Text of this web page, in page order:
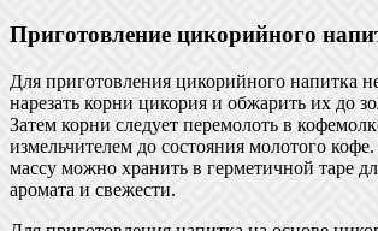
Приготовление цикорийного
Для приготовления цикорийного напитка
нарезать корни цикория и обжарить их до
Затем корни следует перемолоть в
измельчителем до состояния молотого
массу можно хранить в герметичной таре
аромата и свежести.